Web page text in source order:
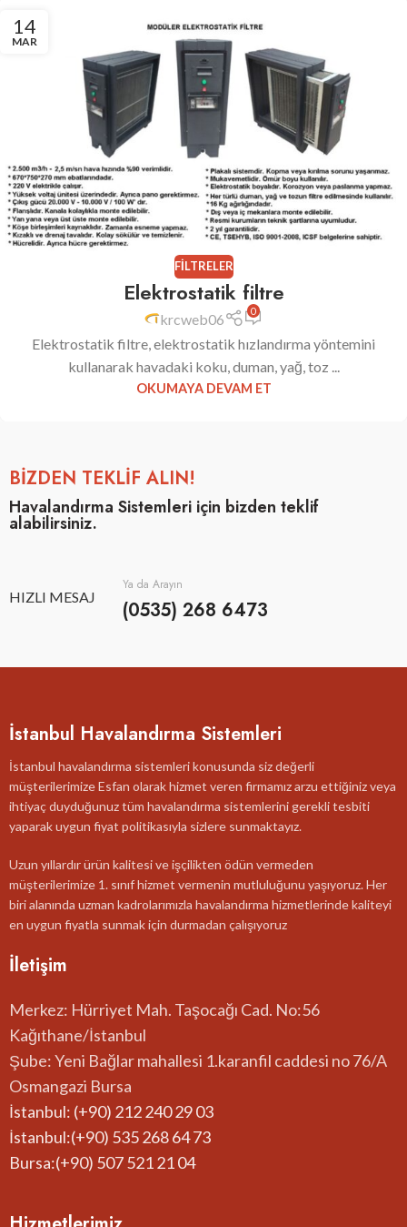
14
MAR
FILTRELER
Elektrostatik filtre
krcweb06 0
Elektrostatik filtre, elektrostatik hızlandırma yöntemini
kullanarak havadaki koku, duman, yağ, toz ...
OKUMAYA DEVAM ET
BİZDEN TEKLİF ALIN!
Havalandırma Sistemleri için bizden teklif
alabilirsiniz.
HIZLI MESAJ
Ya da Arayın
(0535) 268 6473
İstanbul Havalandırma Sistemleri
İstanbul havalandırma sistemleri konusunda siz değerli
müşterilerimize Esfan olarak hizmet veren firmamız arzu ettiğiniz veya
ihtiyaç duyduğunuz tüm havalandırma sistemlerini gerekli tesbiti
yaparak uygun fiyat politikasıyla sizlere sunmaktayız.
Uzun yıllardır ürün kalitesi ve işçilikten ödün vermeden
müşterilerimize 1. sınıf hizmet vermenin mutluluğunu yaşıyoruz. Her
biri alanında uzman kadrolarımızla havalandırma hizmetlerinde kaliteyi
en uygun fiyatla sunmak için durmadan çalışıyoruz
İletişim
Merkez: Hürriyet Mah. Taşocağı Cad. No:56
Kağıthane/İstanbul
Şube: Yeni Bağlar mahallesi 1.karanfil caddesi no 76/A
Osmangazi Bursa
İstanbul: (+90) 212 240 29 03
İstanbul:(+90) 535 268 64 73
Bursa:(+90) 507 521 21 04